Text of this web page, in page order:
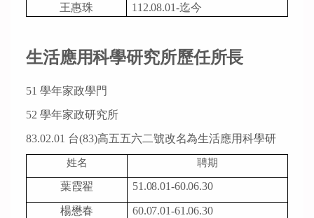
王惠珠
112.08.01-迄今
生活應用科學研究所歷任所長
51 學年家政學門
52 學年家政研究所
83.02.01 台(83)高五五六二號改名為生活應用科學研
姓名 聘期
葉霞翟 51.08.01-60.06.30
楊懋春 60.07.01-61.06.30